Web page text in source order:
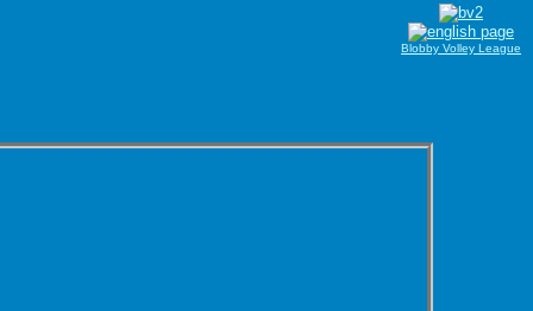
Blobby Volley League